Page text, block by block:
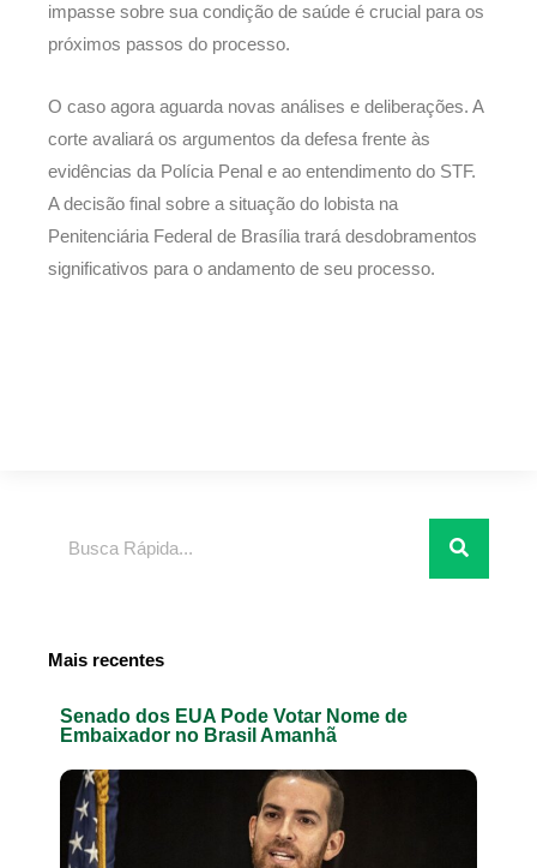
impasse sobre sua condição de saúde é crucial para os
próximos passos do processo.
O caso agora aguarda novas análises e deliberações. A
corte avaliará os argumentos da defesa frente às
evidências da Polícia Penal e ao entendimento do STF.
A decisão final sobre a situação do lobista na
Penitenciária Federal de Brasília trará desdobramentos
significativos para o andamento de seu processo.
Mais recentes
Senado dos EUA Pode Votar Nome de
Embaixador no Brasil Amanhã